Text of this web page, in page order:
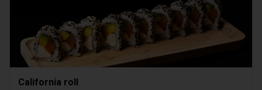
California roll